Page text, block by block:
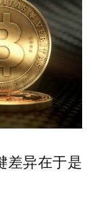
差异在于是